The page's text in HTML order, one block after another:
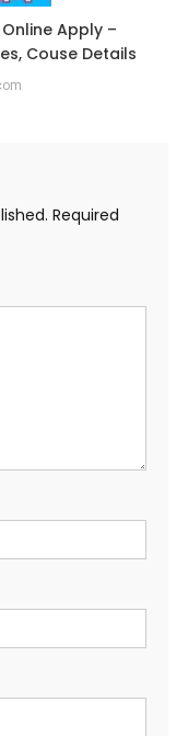
Apply –
Couse Details
Required